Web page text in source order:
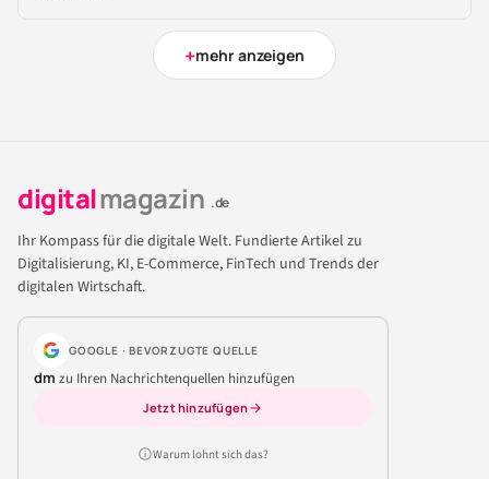
+mehr anzeigen
digitalmagazin .de
Ihr Kompass für die digitale Welt. Fundierte Artikel zu
Digitalisierung, KI, E-Commerce, FinTech und Trends der
digitalen Wirtschaft.
GOOGLE · BEVORZUGTE QUELLE
dm zu Ihren Nachrichtenquellen hinzufügen
Jetzt hinzufügen
Warum lohnt sich das?